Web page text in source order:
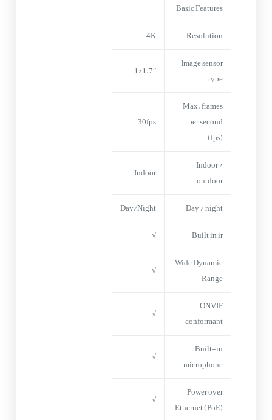
Basic Features
Resolution
4K
Image sensor
type
1/1.7″
Max. frames
per second
(fps)
30fps
Indoor /
outdoor
Indoor
Day / night
Day/Night
Built in ir
√
Wide Dynamic
Range
√
ONVIF
conformant
√
Built-in
microphone
√
Power over
Ethernet (PoE)
√